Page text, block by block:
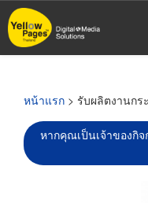
ข้าม
ไป
หน้าแรก > รับผลิตงานก
หากคุณเป็นเจ้าของกิ